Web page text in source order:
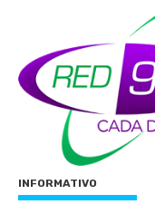
INFORMATIVO